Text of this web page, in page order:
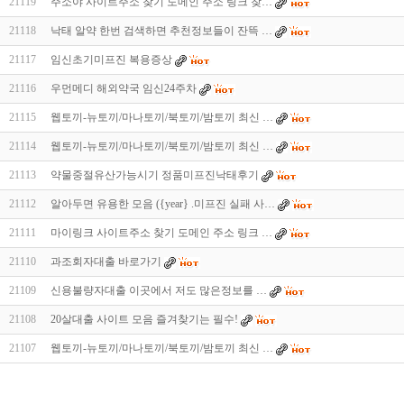
21118 낙태 알약 한번 검색하면 추천정보들이 잔뜩 …
21117 임신초기미프진 복용증상
21116 우먼메디 해외약국 임신24주차
21115 웹토끼-뉴토끼/마나토끼/북토끼/밤토끼 최신 …
21114 웹토끼-뉴토끼/마나토끼/북토끼/밤토끼 최신 …
21113 약물중절유산가능시기 정품미프진낙태후기
21112 알아두면 유용한 모음 ({year} .미프진 실패 사…
21111 마이링크 사이트주소 찾기 도메인 주소 링크 …
21110 과조회자대출 바로가기
21109 신용불량자대출 이곳에서 저도 많은정보를 …
21108 20살대출 사이트 모음 즐겨찾기는 필수!
21107 웹토끼-뉴토끼/마나토끼/북토끼/밤토끼 최신 …